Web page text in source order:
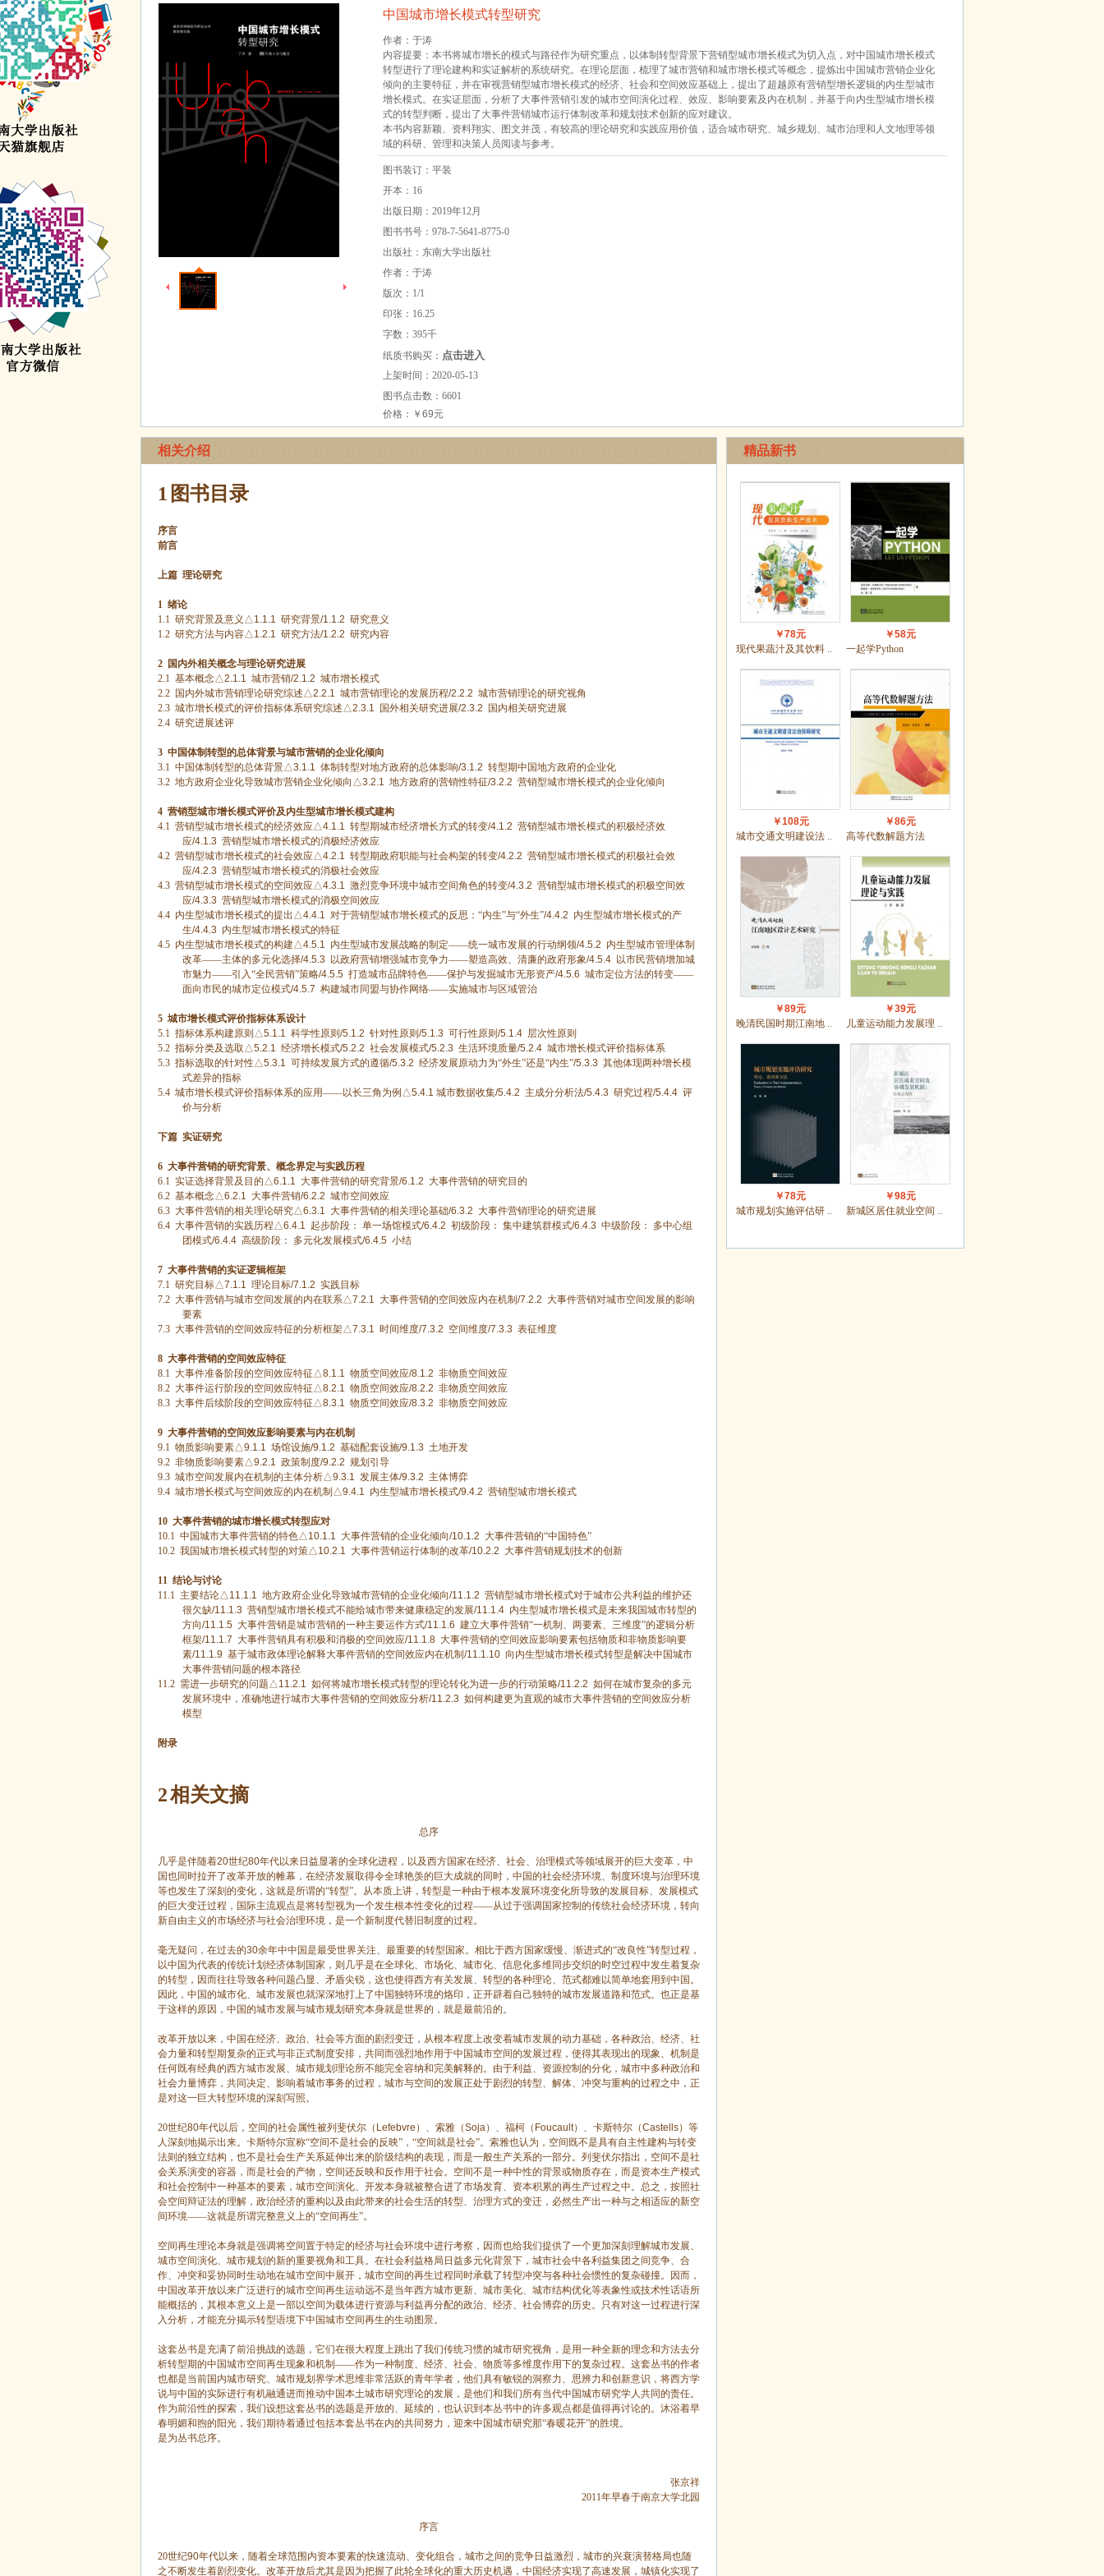
中国城市增长模式转型研究
作者：于涛
内容提要：本书将城市增长的模式与路径作为研究重点，以体制转型背景下营销型城市增长模式为切入点，对中国城市增长模式
转型进行了理论建构和实证解析的系统研究。在理论层面，梳理了城市营销和城市增长模式等概念，提炼出中国城市营销企业化
倾向的主要特征，并在审视营销型城市增长模式的经济、社会和空间效应基础上，提出了超越原有营销型增长逻辑的内生型城市
增长模式。在实证层面，分析了大事件营销引发的城市空间演化过程、效应、影响要素及内在机制，并基于向内生型城市增长模
式的转型判断，提出了大事件营销城市运行体制改革和规划技术创新的应对建议。
本书内容新颖、资料翔实、图文并茂，有较高的理论研究和实践应用价值，适合城市研究、城乡规划、城市治理和人文地理等领
域的科研、管理和决策人员阅读与参考。
图书装订：平装
开本：16
出版日期：2019年12月
图书书号：978-7-5641-8775-0
出版社：东南大学出版社
作者：于涛
版次：1/1
印张：16.25
字数：395千
纸质书购买： 点击进入
上架时间：2020-05-13
图书点击数：6601
价格：￥69元
相关介绍
1 图书目录
序言
前言
上篇 理论研究
1 绪论
1.1 研究背景及意义△1.1.1 研究背景/1.1.2 研究意义
1.2 研究方法与内容△1.2.1 研究方法/1.2.2 研究内容
2 国内外相关概念与理论研究进展
2.1 基本概念△2.1.1 城市营销/2.1.2 城市增长模式
2.2 国内外城市营销理论研究综述△2.2.1 城市营销理论的发展历程/2.2.2 城市营销理论的研究视角
2.3 城市增长模式的评价指标体系研究综述△2.3.1 国外相关研究进展/2.3.2
国内相关研究进展
2.4 研究进展述评
3 中国体制转型的总体背景与城市营销的企业化倾向
3.1 中国体制转型的总体背景△3.1.1 体制转型对地方政府的总体影响/3.1.2 转型期中国地方政府的企业化
3.2 地方政府企业化导致城市营销企业化倾向△3.2.1 地方政府的营销性特征/3.2.2 营销型城市增长模式的企业化倾向
4 营销型城市增长模式评价及内生型城市增长模式建构
4.1 营销型城市增长模式的经济效应△4.1.1 转型期城市经济增长方式的转变/4.1.2 营销型城市增长模式的积极经济效
应/4.1.3 营销型城市增长模式的消极经济效应
4.2 营销型城市增长模式的社会效应△4.2.1 转型期政府职能与社会构架的转变/4.2.2 营销型城市增长模式的积极社会效
应/4.2.3 营销型城市增长模式的消极社会效应
4.3 营销型城市增长模式的空间效应△4.3.1 激烈竞争环境中城市空间角色的转变/4.3.2 营销型城市增长模式的积极空间效
应/4.3.3 营销型城市增长模式的消极空间效应
4.4 内生型城市增长模式的提出△4.4.1 对于营销型城市增长模式的反思：“内生”与“外生”/4.4.2 内生型城市增长模式的产
生/4.4.3 内生型城市增长模式的特征
4.5 内生型城市增长模式的构建△4.5.1 内生型城市发展战略的制定——统一城市发展的行动纲领/4.5.2 内生型城市管理体制
改革——主体的多元化选择/4.5.3 以政府营销增强城市竞争力——塑造高效、清廉的政府形象/4.5.4 以市民营销增加城
市魅力——引入“全民营销”策略/4.5.5 打造城市品牌特色——保护与发掘城市无形资产/4.5.6 城市定位方法的转变——
面向市民的城市定位模式/4.5.7 构建城市同盟与协作网络——实施城市与区域管治
5 城市增长模式评价指标体系设计
5.1 指标体系构建原则△5.1.1 科学性原则 /5.1.2 针对性原则 /5.1.3 可行性原则 /5.1.4 层次性原则
5.2 指标分类及选取△5.2.1 经济增长模式/5.2.2 社会发展模式/5.2.3 生活环境质量/5.2.4 城市增长模式评价指标体系
5.3 指标选取的针对性△5.3.1 可持续发展方式的遵循/5.3.2 经济发展原动力为“外生”还是“内生”/5.3.3 其他体现两种增长模
式差异的指标
5.4 城市增长模式评价指标体系的应用——以长三角为例△5.4.1 城市数据收集/5.4.2 主成分分析法/5.4.3 研究过程/5.4.4 评
价与分析
下篇 实证研究
6 大事件营销的研究背景、概念界定与实践历程
6.1 实证选择背景及目的△6.1.1 大事件营销的研究背景/6.1.2 大事件营销的研究目的
6.2 基本概念△6.2.1 大事件营销/6.2.2 城市空间效应
6.3 大事件营销的相关理论研究△6.3.1 大事件营销的相关理论基础/6.3.2 大事件营销理论的研究进展
6.4 大事件营销的实践历程△6.4.1 起步阶段： 单一场馆模式/6.4.2 初级阶段： 集中建筑群模式/6.4.3 中级阶段： 多中心组
团模式/6.4.4 高级阶段： 多元化发展模式/6.4.5 小结
7 大事件营销的实证逻辑框架
7.1 研究目标△7.1.1 理论目标/7.1.2 实践目标
7.2 大事件营销与城市空间发展的内在联系△7.2.1 大事件营销的空间效应内在机制 /7.2.2 大事件营销对城市空间发展的影响
要素
7.3 大事件营销的空间效应特征的分析框架△7.3.1 时间维度/7.3.2 空间维度/7.3.3 表征维度
8 大事件营销的空间效应特征
8.1 大事件准备阶段的空间效应特征△8.1.1 物质空间效应/8.1.2 非物质空间效应
8.2 大事件运行阶段的空间效应特征△8.2.1 物质空间效应/8.2.2 非物质空间效应
8.3 大事件后续阶段的空间效应特征△8.3.1 物质空间效应/8.3.2 非物质空间效应
9 大事件营销的空间效应影响要素与内在机制
9.1 物质影响要素△9.1.1 场馆设施/9.1.2 基础配套设施/9.1.3 土地开发
9.2 非物质影响要素△9.2.1 政策制度/9.2.2 规划引导
9.3 城市空间发展内在机制的主体分析△9.3.1 发展主体/9.3.2 主体博弈
9.4 城市增长模式与空间效应的内在机制△9.4.1 内生型城市增长模式/9.4.2 营销型城市增长模式
10 大事件营销的城市增长模式转型应对
10.1 中国城市大事件营销的特色△10.1.1 大事件营销的企业化倾向/10.1.2 大事件营销的“中国特色”
10.2 我国城市增长模式转型的对策△10.2.1 大事件营销运行体制的改革/10.2.2 大事件营销规划技术的创新
11 结论与讨论
11.1 主要结论△11.1.1 地方政府企业化导致城市营销的企业化倾向/11.1.2 营销型城市增长模式对于城市公共利益的维护还
很欠缺/11.1.3 营销型城市增长模式不能给城市带来健康稳定的发展/11.1.4 内生型城市增长模式是未来我国城市转型的
方向/11.1.5 大事件营销是城市营销的一种主要运作方式/11.1.6 建立大事件营销“一机制、两要素、三维度”的逻辑分析
框架/11.1.7 大事件营销具有积极和消极的空间效应/11.1.8 大事件营销的空间效应影响要素包括物质和非物质影响要
素/11.1.9 基于城市政体理论解释大事件营销的空间效应内在机制 /11.1.10 向内生型城市增长模式转型是解决中国城市
大事件营销问题的根本路径
11.2 需进一步研究的问题△11.2.1 如何将城市增长模式转型的理论转化为进一步的行动策略/11.2.2 如何在城市复杂的多元
发展环境中，准确地进行城市大事件营销的空间效应分析/11.2.3 如何构建更为直观的城市大事件营销的空间效应分析
模型
附录
2相关文摘
总序
几乎是伴随着20世纪80年代以来日益显著的全球化进程，以及西方国家在经济、社会、治理模式等领域展开的巨大变革，中
国也同时拉开了改革开放的帷幕，在经济发展取得令全球艳羡的巨大成就的同时，中国的社会经济环境、制度环境与治理环境
等也发生了深刻的变化，这就是所谓的“转型”。从本质上讲，转型是一种由于根本发展环境变化所导致的发展目标、发展模式
的巨大变迁过程，国际主流观点是将转型视为一个发生根本性变化的过程——从过于强调国家控制的传统社会经济环境，转向
新自由主义的市场经济与社会治理环境，是一个新制度代替旧制度的过程。
毫无疑问，在过去的30余年中中国是最受世界关注、最重要的转型国家。相比于西方国家缓慢、渐进式的“改良性”转型过程，
以中国为代表的传统计划经济体制国家，则几乎是在全球化、市场化、城市化、信息化多维同步交织的时空过程中发生着复杂
的转型，因而往往导致各种问题凸显、矛盾尖锐，这也使得西方有关发展、转型的各种理论、范式都难以简单地套用到中国。
因此，中国的城市化、城市发展也就深深地打上了中国独特环境的烙印，正开辟着自己独特的城市发展道路和范式。也正是基
于这样的原因，中国的城市发展与城市规划研究本身就是世界的，就是最前沿的。
改革开放以来，中国在经济、政治、社会等方面的剧烈变迁，从根本程度上改变着城市发展的动力基础，各种政治、经济、社
会力量和转型期复杂的正式与非正式制度安排，共同而强烈地作用于中国城市空间的发展过程，使得其表现出的现象、机制是
任何既有经典的西方城市发展、城市规划理论所不能完全容纳和完美解释的。由于利益、资源控制的分化，城市中多种政治和
社会力量博弈，共同决定、影响着城市事务的过程，城市与空间的发展正处于剧烈的转型、解体、冲突与重构的过程之中，正
是对这一巨大转型环境的深刻写照。
20世纪80年代以后，空间的社会属性被列斐伏尔（ Lefebvre ）、索雅（Soja）、福柯（ Foucault）、卡斯特尔（Castells）等
人深刻地揭示出来。卡斯特尔宣称“空间不是社会的反映”，“空间就是社会”。索雅也认为，空间既不是具有自主性建构与转变
法则的独立结构，也不是社会生产关系延伸出来的阶级结构的表现，而是一般生产关系的一部分。列斐伏尔指出，空间不是社
会关系演变的容器，而是社会的产物，空间还反映和反作用于社会。空间不是一种中性的背景或物质存在，而是资本生产模式
和社会控制中一种基本的要素，城市空间演化、开发本身就被整合进了市场发育、资本积累的再生产过程之中。总之，按照社
会空间辩证法的理解，政治经济的重构以及由此带来的社会生活的转型、治理方式的变迁，必然生产出一种与之相适应的新空
间环境——这就是所谓完整意义上的“空间再生”。
空间再生理论本身就是强调将空间置于特定的经济与社会环境中进行考察，因而也给我们提供了一个更加深刻理解城市发展、
城市空间演化、城市规划的新的重要视角和工具。在社会利益格局日益多元化背景下，城市社会中各利益集团之间竞争、合
作、冲突和妥协同时生动地在城市空间中展开，城市空间的再生过程同时承载了转型冲突与各种社会惯性的复杂碰撞。因而，
中国改革开放以来广泛进行的城市空间再生运动远不是当年西方城市更新、城市美化、城市结构优化等表象性或技术性话语所
能概括的，其根本意义上是一部以空间为载体进行资源与利益再分配的政治、经济、社会博弈的历史。只有对这一过程进行深
入分析，才能充分揭示转型语境下中国城市空间再生的生动图景。
这套丛书是充满了前沿挑战的选题，它们在很大程度上跳出了我们传统习惯的城市研究视角，是用一种全新的理念和方法去分
析转型期的中国城市空间再生现象和机制——作为一种制度、经济、社会、物质等多维度作用下的复杂过程。这套丛书的作者
也都是当前国内城市研究、城市规划界学术思维非常活跃的青年学者，他们具有敏锐的洞察力、思辨力和创新意识，将西方学
说与中国的实际进行有机融通进而推动中国本土城市研究理论的发展，是他们和我们所有当代中国城市研究学人共同的责任。
作为前沿性的探索，我们设想这套丛书的选题是开放的、延续的，也认识到本丛书中的许多观点都是值得再讨论的。沐浴着早
春明媚和煦的阳光，我们期待着通过包括本套丛书在内的共同努力，迎来中国城市研究那“春暖花开”的胜境。
是为丛书总序。
张京祥
2011年早春于南京大学北园
序言
20世纪90年代以来，随着全球范围内资本要素的快速流动、变化组合，城市之间的竞争日益激烈，城市的兴衰演替格局也随
之不断发生着剧烈变化。改革开放后尤其是因为把握了此轮全球化的重大历史机遇，中国经济实现了高速发展，城镇化实现了
精品新书
￥78元
现代果蔬汁及其饮料 ..
￥58元
一起学Python
￥108元
城市交通文明建设法 ..
￥86元
高等代数解题方法
￥89元
晚清民国时期江南地 ..
￥39元
儿童运动能力发展理 ..
￥78元
城市规划实施评估研 ..
￥98元
新城区居住就业空间 ..